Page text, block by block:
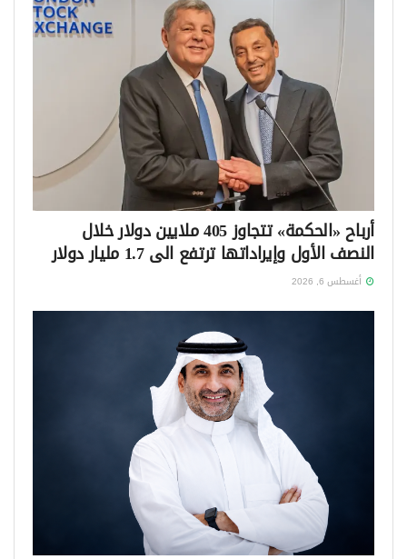
أرباح «الحكمة» تتجاوز 405 ملايين دولار خلال
النصف الأول وإيراداتها ترتفع الى 1.7 مليار دولار
أغسطس 6, 2026